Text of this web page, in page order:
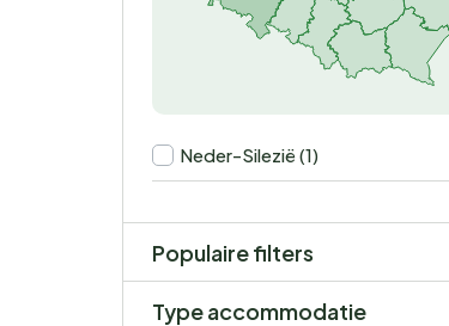
Neder-Silezië (1)
Populaire filters
Type accommodatie